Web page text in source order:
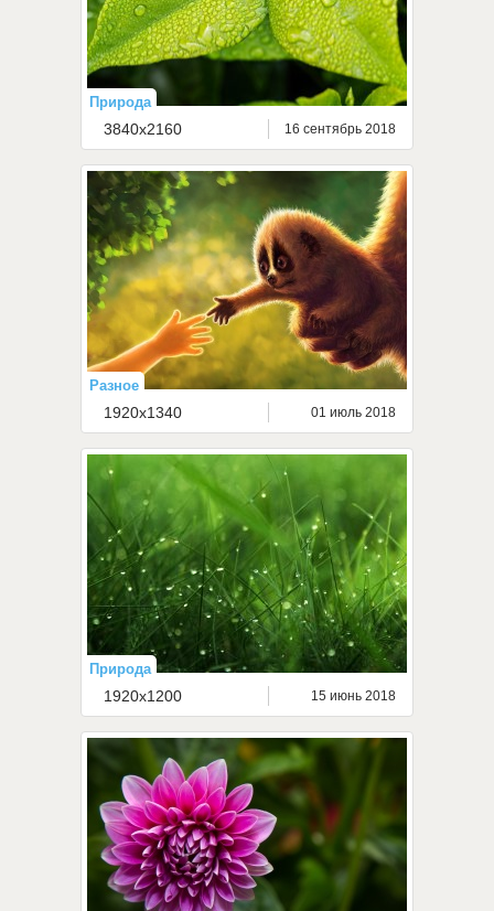
Природа
3840x2160 16 сентябрь 2018
Разное
1920x1340 01 июль 2018
Природа
1920x1200 15 июнь 2018